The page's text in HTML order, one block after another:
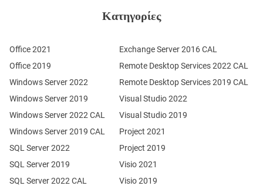
Κατηγορίες
Office 2021
Office 2019
Windows Server 2022
Windows Server 2019
SQL Server 2022
SQL Server 2019
Windows Server 2022 CAL
Windows Server 2019 CAL
SQL Server 2022 CAL
Remote Desktop Services 2022 CAL
Remote Desktop Services 2019 CAL
Exchange Server 2016 CAL
Visual Studio 2022
Visual Studio 2019
Project 2021
Project 2019
Visio 2021
Visio 2019